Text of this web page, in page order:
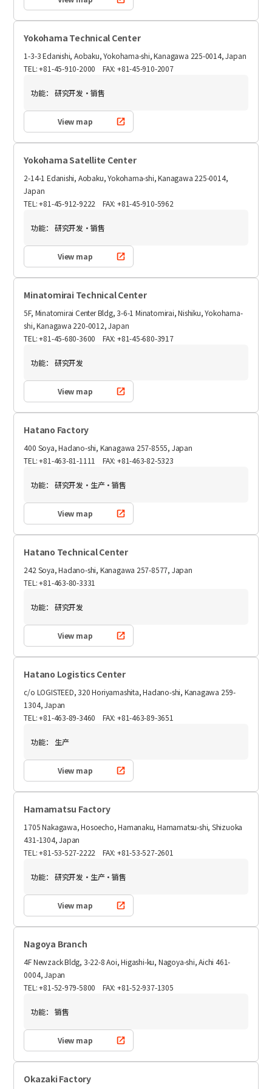
Yokohama Technical Center
1-3-3 Edanishi, Aobaku, Yokohama-shi, Kanagawa 225-0014, Japan
TEL: +81-45-910-2000 FAX: +81-45-910-2007
功能： 研究开发・销售
View map
Yokohama Satellite Center
2-14-1 Edanishi, Aobaku, Yokohama-shi, Kanagawa 225-0014,
Japan
TEL: +81-45-912-9222 FAX: +81-45-910-5962
功能： 研究开发・销售
View map
Minatomirai Technical Center
5F, Minatomirai Center Bldg, 3-6-1 Minatomirai, Nishiku, Yokohama-
shi, Kanagawa 220-0012, Japan
TEL: +81-45-680-3600 FAX: +81-45-680-3917
功能： 研究开发
View map
Hatano Factory
400 Soya, Hadano-shi, Kanagawa 257-8555, Japan
TEL: +81-463-81-1111 FAX: +81-463-82-5323
功能： 研究开发・生产・销售
View map
Hatano Technical Center
242 Soya, Hadano-shi, Kanagawa 257-8577, Japan
TEL: +81-463-80-3331
功能： 研究开发
View map
Hatano Logistics Center
c/o LOGISTEED, 320 Horiyamashita, Hadano-shi, Kanagawa 259-
1304, Japan
TEL: +81-463-89-3460 FAX: +81-463-89-3651
功能： 生产
View map
Hamamatsu Factory
1705 Nakagawa, Hosoecho, Hamanaku, Hamamatsu-shi, Shizuoka
431-1304, Japan
TEL: +81-53-527-2222 FAX: +81-53-527-2601
功能： 研究开发・生产・销售
View map
Nagoya Branch
4F Newzack Bldg, 3-22-8 Aoi, Higashi-ku, Nagoya-shi, Aichi 461-
0004, Japan
TEL: +81-52-979-5800 FAX: +81-52-937-1305
功能： 销售
View map
Okazaki Factory